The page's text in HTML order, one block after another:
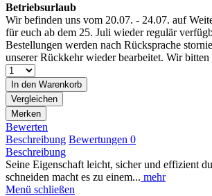
Betriebsurlaub
Wir befinden uns vom 20.07. - 24.07. auf
für euch ab dem 25. Juli wieder regulär
Bestellungen werden nach Rücksprache
unserer Rückkehr wieder bearbeitet. Wir bitten
In den Warenkorb
Vergleichen
Merken
Bewerten
Beschreibung Bewertungen 0
Beschreibung
Seine Eigenschaft leicht, sicher und effizient
schneiden macht es zu einem... mehr
Menü schließen